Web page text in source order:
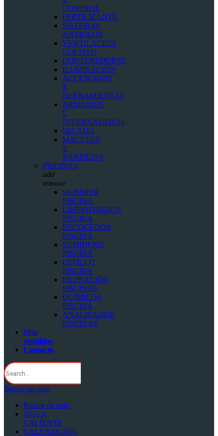
CONTROL
FERTILIZANTE
SISTEMAS
ANTIOLOR
VENTILACIÓN
CULTIVO
CONTENEDORES
ILUMINACIÓN
ACCESORIOS
Y
HERRAMIENTAS
ARMARIOS
E
INVERNADEROS
SECADO
MACETAS
Y
BANDEJAS
PISCINAS
add
remove
SKIMMER
PISCINA
LIMPIAFONDOS
PISCINA
RECOGEDOR
PISCINA
SUMIDERO
PISCINA
CEPILLO
PISCINA
FILTRACIÓN
PISCINAS
QUÍMICOS
PISCINA
ANALIZADOR
PISCINAS
Más
vendidos
Contacto
Buscar en todo
Buscar en todo
AGUA
CALIENTE
CALENTADOR